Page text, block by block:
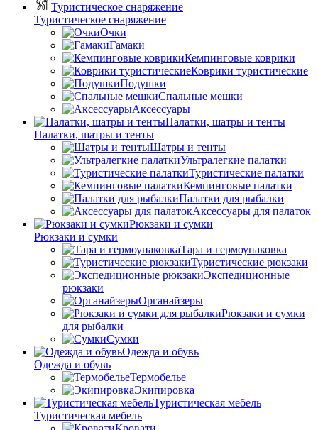
Туристическое снаряжение
Туристическое снаряжение
Очки
Гамаки
Кемпинговые коврики
Коврики туристические
Подушки
Спальные мешки
Аксессуары
Палатки, шатры и тенты
Палатки, шатры и тенты
Шатры и тенты
Ультралегкие палатки
Туристические палатки
Кемпинговые палатки
Палатки для рыбалки
Аксессуары для палаток
Рюкзаки и сумки
Рюкзаки и сумки
Тара и гермоупаковка
Туристические рюкзаки
Экспедиционные
рюкзаки
Органайзеры
Рюкзаки и сумки
для рыбалки
Сумки
Одежда и обувь
Одежда и обувь
Термобелье
Экипировка
Туристическая мебель
Туристическая мебель